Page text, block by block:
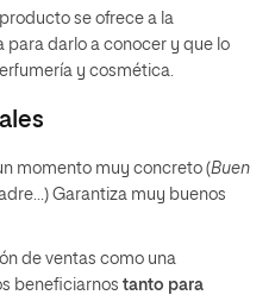
se ofrece a la
darlo a conocer y que lo
y cosmética.
momento muy concreto (Buen
Garantiza muy buenos
de ventas como una
beneficiarnos tanto para